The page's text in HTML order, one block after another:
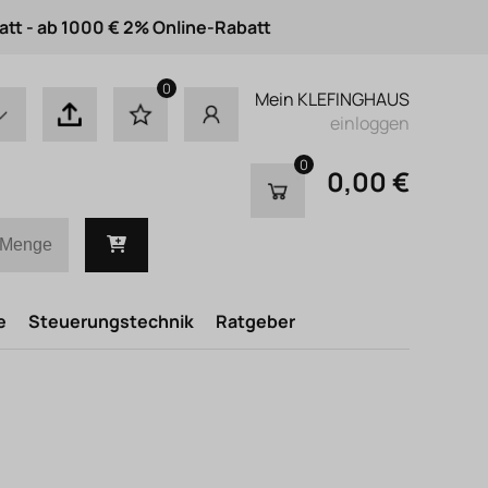
- ab 1000 € 2% Online-Rabatt
0
Mein KLEFINGHAUS
einloggen
0 0,00 €
Steuerungstechnik Ratgeber